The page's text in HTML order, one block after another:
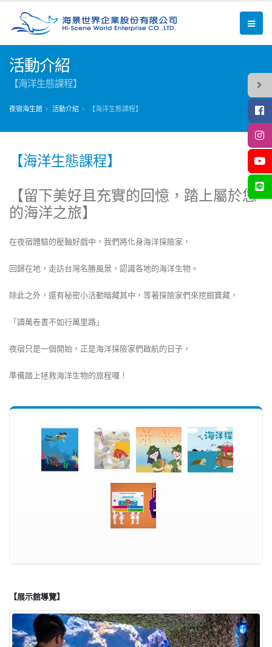
活動介紹
【海洋生態課程】
夜宿海生館 活動介紹 【海洋生態課程】
【海洋生態課程】
【留下美好且充實的回憶，踏上屬於您
的海洋之旅】
在夜宿體驗的壓軸好戲中，我們將化身海洋探險家，
回歸在地，走訪台灣名勝風景，認識各地的海洋生物。
除此之外，還有秘密小活動暗藏其中，等著探險家們來挖掘寶藏，
「讀萬卷書不如行萬里路」
夜宿只是一個開始，正是海洋探險家們啟航的日子，
準備踏上拯救海洋生物的旅程囉！
【展示館導覽】